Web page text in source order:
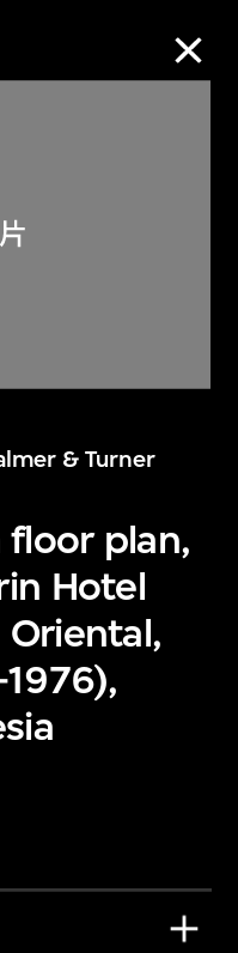
& Turner
floor plan,
Hotel
十一世纪视觉